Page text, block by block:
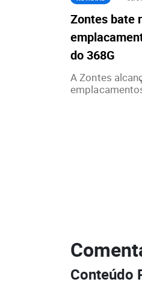
Zontes bate
do 368G
A Zontes
Conteúdo